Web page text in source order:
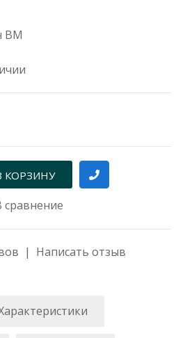
ВМ
сравнение
| Написать отзыв